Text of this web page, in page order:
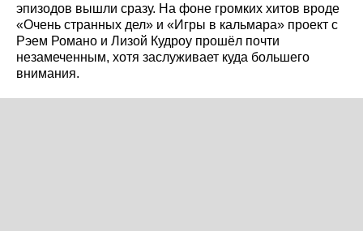
эпизодов вышли сразу. На фоне громких хитов вроде
«Очень странных дел» и «Игры в кальмара» проект с
Рэем Романо и Лизой Кудроу прошёл почти
незамеченным, хотя заслуживает куда большего
внимания.